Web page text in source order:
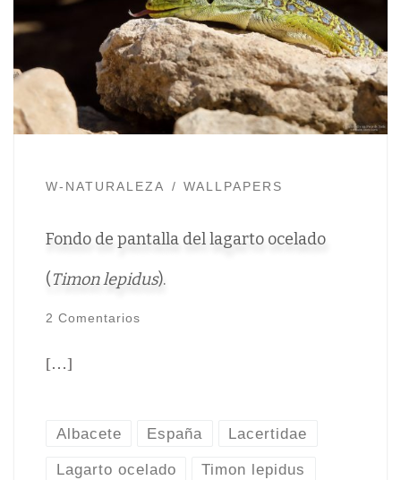
W-NATURALEZA WALLPAPERS
Fondo de pantalla del lagarto ocelado
(Timon lepidus).
2 Comentarios
[…]
Albacete España Lacertidae
Lagarto ocelado Timon lepidus